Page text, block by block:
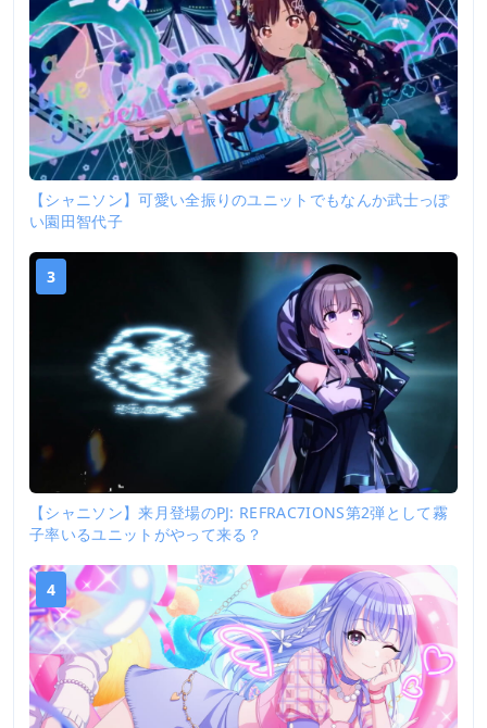
【シャニソン】可愛い全振りのユニットでもなんか武士っぽ
い園田智代子
3
【シャニソン】来月登場のPJ: REFRAC7IONS第2弾として霧
子率いるユニットがやって来る？
4